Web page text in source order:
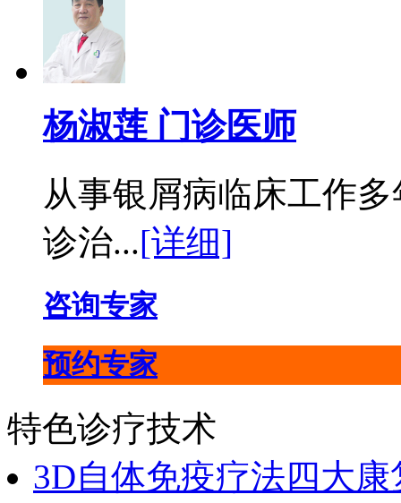
杨淑莲 门诊医师
从事银屑病临床工作
诊治...[详细]
咨询专家
预约专家
特色诊疗技术
3D自体免疫疗法四大康